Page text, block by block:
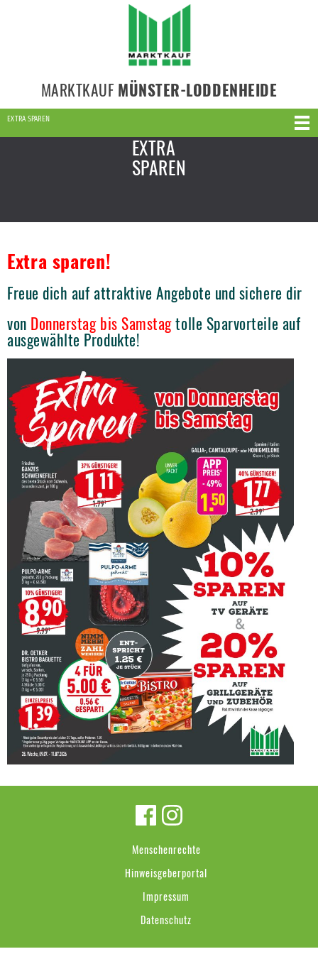
MARKTKAUF MÜNSTER-LODDENHEIDE
EXTRA SPAREN
EXTRA
SPAREN
Extra sparen!
Freue dich auf attraktive Angebote und sichere dir
von Donnerstag bis Samstagtolle Sparvorteile auf
ausgewählte Produkte!
Menschenrechte
Hinweisgeberportal
Impressum
Datenschutz